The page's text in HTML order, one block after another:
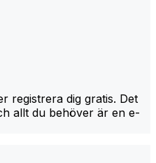
registrera dig gratis. Det
allt du behöver är en e-